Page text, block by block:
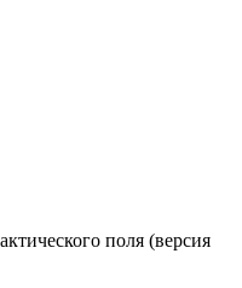
поля (версия